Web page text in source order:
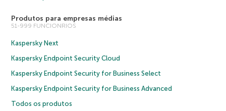
Produtos para empresas médias
51-999 FUNCIONRIOS
Kaspersky Next
Kaspersky Endpoint Security Cloud
Kaspersky Endpoint Security for Business Select
Kaspersky Endpoint Security for Business Advanced
Todos os produtos